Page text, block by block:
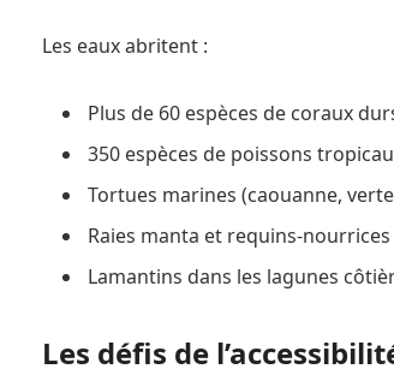
Les eaux abritent :
Plus de 60 espèces de coraux
350 espèces de poissons
Tortues marines (caouanne,
Raies manta et requins-nourrices
Lamantins dans les lagunes
Les défis de